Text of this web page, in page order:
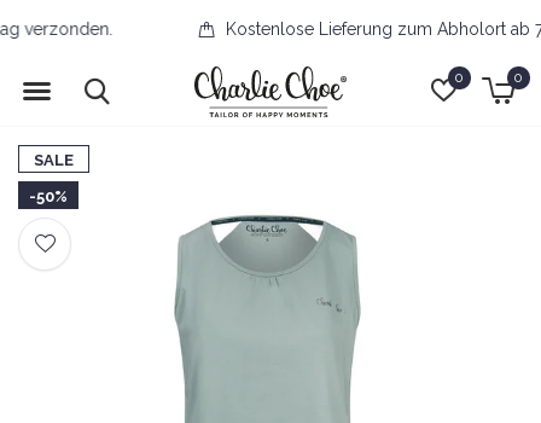
0 0
Kostenlose Lieferung zum Abholort ab 70 Euro
SALE
-50%